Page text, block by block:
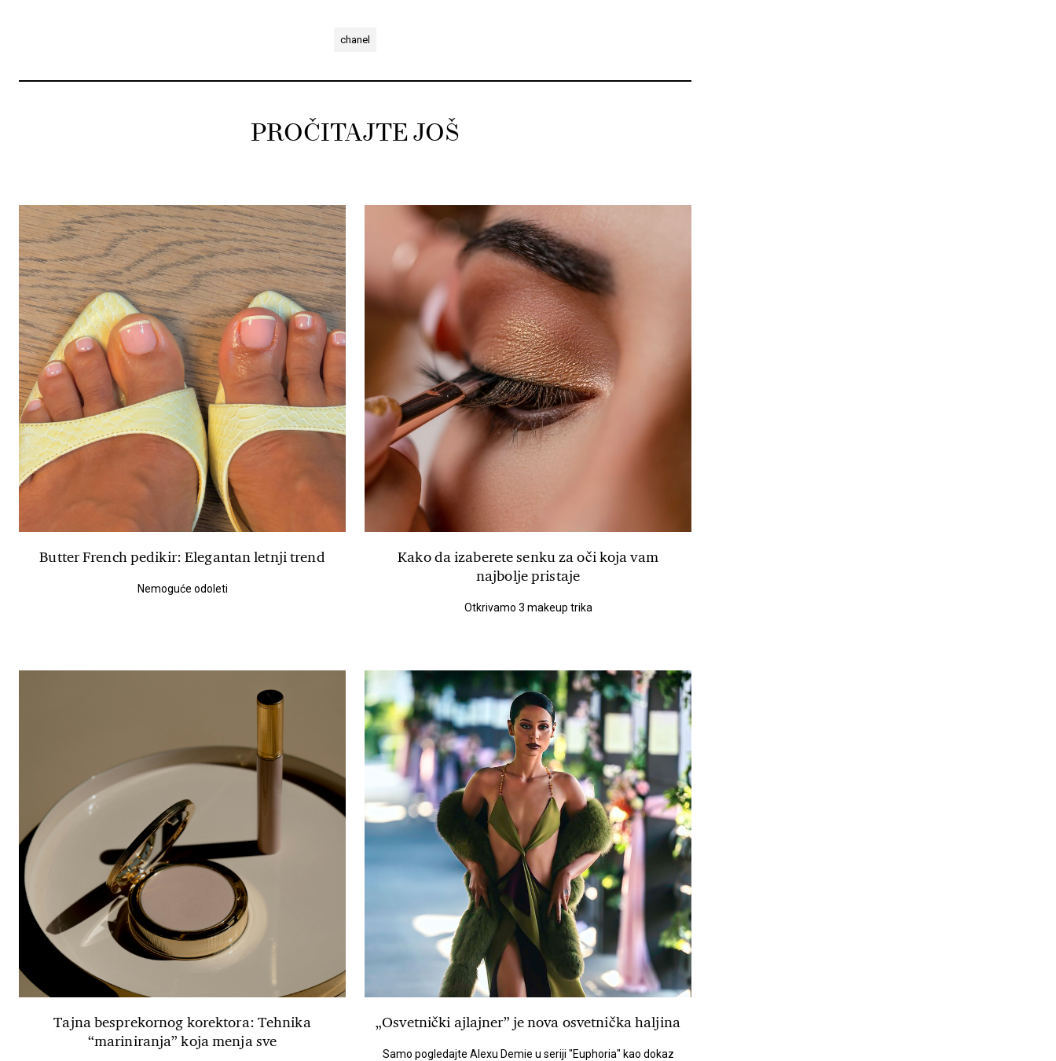
chanel
PROČITAJTE JOŠ
Butter French pedikir: Elegantan letnji trend
Nemoguće odoleti
Kako da izaberete senku za oči koja vam
najbolje pristaje
Otkrivamo 3 makeup trika
Tajna besprekornog korektora: Tehnika
“mariniranja” koja menja sve
„Osvetnički ajlajner” je nova osvetnička haljina
Samo pogledajte Alexu Demie u seriji "Euphoria" kao dokaz